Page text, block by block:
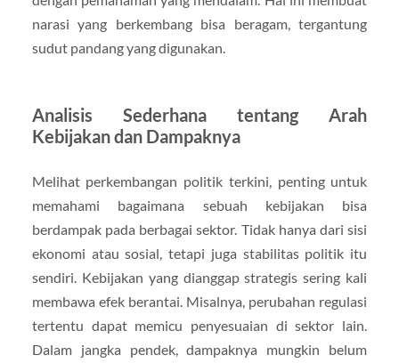
narasi yang berkembang bisa beragam, tergantung
sudut pandang yang digunakan.
Analisis Sederhana tentang Arah
Kebijakan dan Dampaknya
Melihat perkembangan politik terkini, penting untuk
memahami bagaimana sebuah kebijakan bisa
berdampak pada berbagai sektor. Tidak hanya dari sisi
ekonomi atau sosial, tetapi juga stabilitas politik itu
sendiri. Kebijakan yang dianggap strategis sering kali
membawa efek berantai. Misalnya, perubahan regulasi
tertentu dapat memicu penyesuaian di sektor lain.
Dalam jangka pendek, dampaknya mungkin belum